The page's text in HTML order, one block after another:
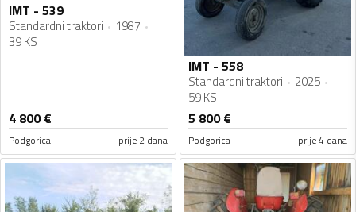
IMT - 539
Standardni traktori
1987
39 KS
4 800€
Podgorica prije 2 dana
IMT - 558
Standardni traktori
2025
59 KS
5 800€
Podgorica prije 4 dana